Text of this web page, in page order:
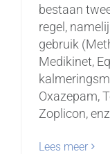
bestaan
regel,
gebruik
Medikinet,
Oxazepam,
Zoplicon,
Lees meer